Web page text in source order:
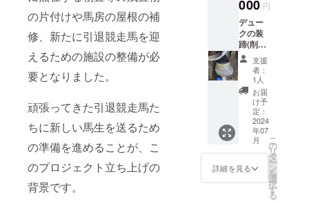
の片付けや馬房の屋根の補
修、新たに引退競走馬を迎
えるための施設の整備が必
要となりました。
頑張ってきた引退競走馬た
ちに新しい馬生を送るため
の準備を進めることが、こ
のプロジェクト立ち上げの
背景です。
000 円
デュー
クの装
蹄(削蹄)
見学会
デュー
クは冬
期は裸
足のた
め ３〜
月……
装蹄(蹄
鉄を付
け替え
ること)
支援
者：
1人
お届
け予
定：
2024
年07
月
詳細を見る
こ
の
リ
タ
ー
ン
を
選
択
す
る